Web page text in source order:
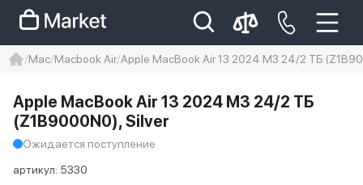
Iphone 14 pro max
айфон 14
Mac Macbook Air Apple MacBook Air 13 2024 M3 24/2 ТБ
Apple MacBook Air 13 2024 M3 24/2 ТБ
(Z1B9000N0), Silver
Ожидается поступление
артикул: 5330